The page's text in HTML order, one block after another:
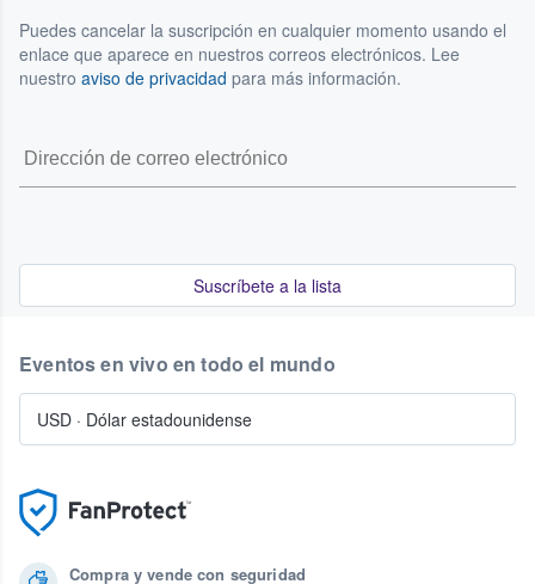
Puedes cancelar la suscripción en cualquier momento usando el
enlace que aparece en nuestros correos electrónicos. Lee
nuestro aviso de privacidad para más información.
Suscríbete a la lista
Compra y vende con seguridad
Eventos en vivo en todo el mundo
USD · Dólar estadounidense